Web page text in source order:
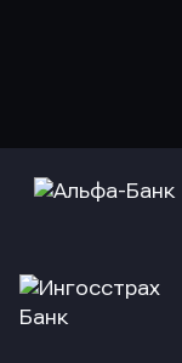
Оправить заявку
в Альфа-Банк